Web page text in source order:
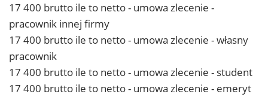
17 400 brutto ile to netto - umowa zlecenie -
pracownik innej firmy
17 400 brutto ile to netto - umowa zlecenie - własny
pracownik
17 400 brutto ile to netto - umowa zlecenie - student
17 400 brutto ile to netto - umowa zlecenie - emeryt